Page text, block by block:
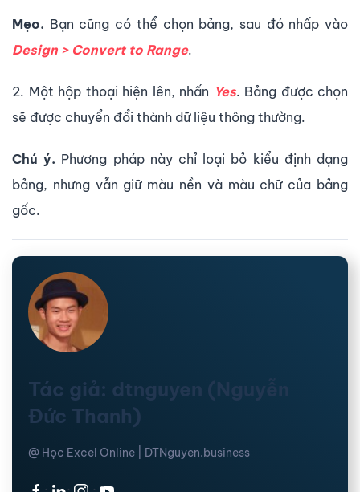
Mẹo. Bạn cũng có thể chọn bảng, sau đó nhấp vào
Design > Convert to Range.
2. Một hộp thoại hiện lên, nhấn Yes. Bảng được chọn
sẽ được chuyển đổi thành dữ liệu thông thường.
Chú ý. Phương pháp này chỉ loại bỏ kiểu định dạng
bảng, nhưng vẫn giữ màu nền và màu chữ của bảng
gốc.
Tác giả: dtnguyen (Nguyễn
Đức Thanh)
@ Học Excel Online | DTNguyen.business